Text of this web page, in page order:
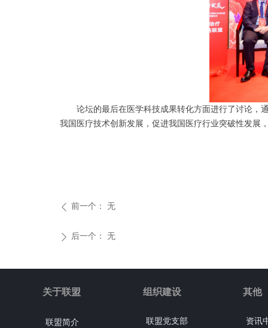
论坛的最后在医学科技成果转化方面进行了讨论，通
我国医疗技术创新发展，促进我国医疗行业突破性发展
ꄴ 前一个： 无
ꄲ 后一个： 无
关于联盟
联盟简介 联盟党支部
组织建设
资讯
其他